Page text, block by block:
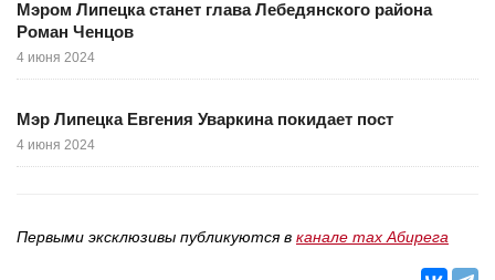
Мэром Липецка станет глава Лебедянского района
Роман Ченцов
4 июня 2024
Мэр Липецка Евгения Уваркина покидает пост
4 июня 2024
Первыми эксклюзивы публикуются в канале max Абирега